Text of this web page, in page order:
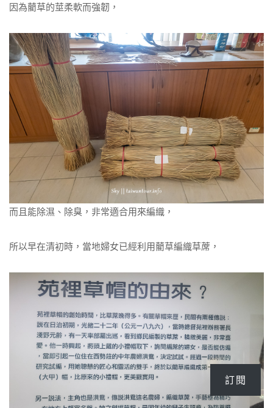
因為藺草的莖柔軟而強韌，
而且能除濕、除臭，非常適合用來編織，
所以早在清初時，當地婦女已經利用藺草編織草蓆，
訂閱